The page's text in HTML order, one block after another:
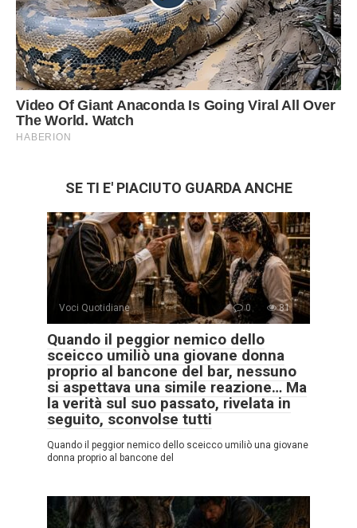
SE TI E' PIACIUTO GUARDA ANCHE
Voci Quotidiane 0 81
Quando il peggior nemico dello
sceicco umiliò una giovane donna
proprio al bancone del bar, nessuno
si aspettava una simile reazione… Ma
la verità sul suo passato, rivelata in
seguito, sconvolse tutti
Quando il peggior nemico dello sceicco umiliò una giovane
donna proprio al bancone del